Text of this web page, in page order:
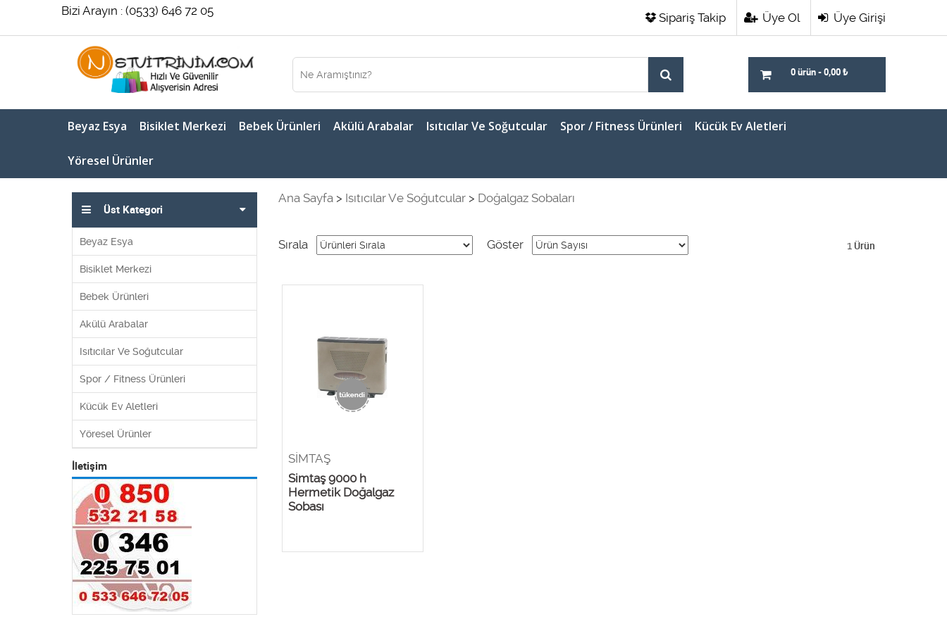
Bizi Arayın : (0533) 646 72 05 Üye Girişi
Üye Ol
Sipariş Takip
0 ürün - 0,00 ₺
Beyaz Esya Bisiklet Merkezi Bebek Ürünleri Akülü Arabalar Isıtıcılar Ve Soğutcular Spor / Fitness Ürünleri Kücük Ev Aletleri
Yöresel Ürünler
Üst Kategori
Beyaz Esya
Bisiklet Merkezi
Bebek Ürünleri
Akülü Arabalar
Isıtıcılar Ve Soğutcular
Spor / Fitness Ürünleri
Kücük Ev Aletleri
Yöresel Ürünler
İletişim
Ana Sayfa > Isıtıcılar Ve Soğutcular> Doğalgaz Sobaları
Sırala Göster 1 Ürün
SİMTAŞ
Simtaş 9000 h
Hermetik Doğalgaz
Sobası